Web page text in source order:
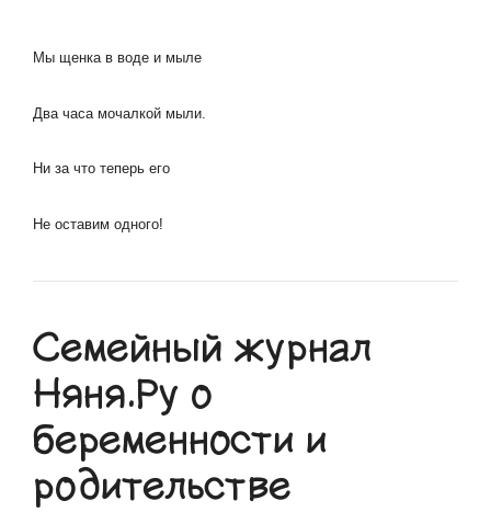
Мы щенка в воде и мыле
Два часа мочалкой мыли.
Ни за что теперь его
Не оставим одного!
Семейный журнал
Няня.Ру о
беременности и
родительстве